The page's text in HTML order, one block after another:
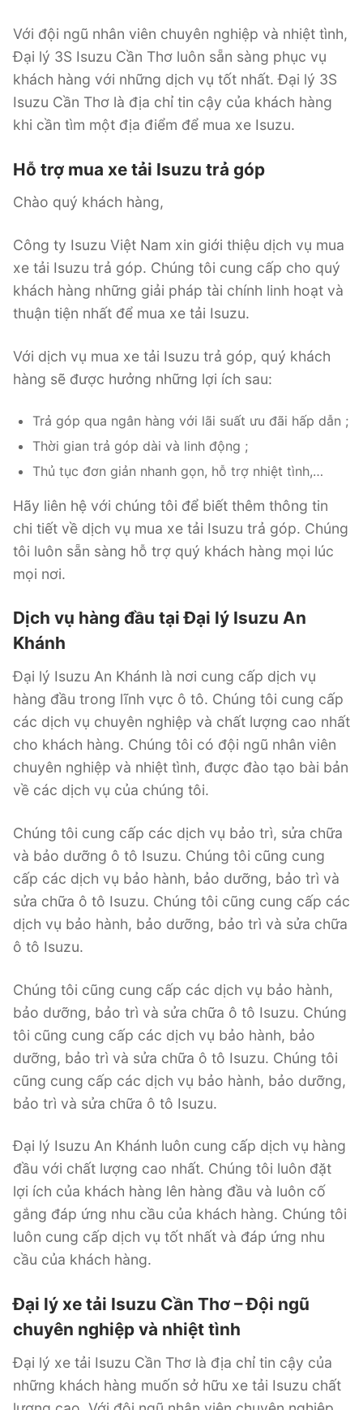
Với đội ngũ nhân viên chuyên nghiệp và nhiệt tình,
Đại lý 3S Isuzu Cần Thơ luôn sẵn sàng phục vụ
khách hàng với những dịch vụ tốt nhất. Đại lý 3S
Isuzu Cần Thơ là địa chỉ tin cậy của khách hàng
khi cần tìm một địa điểm để mua xe Isuzu.
Hỗ trợ mua xe tải Isuzu trả góp
Chào quý khách hàng,
Công ty Isuzu Việt Nam xin giới thiệu dịch vụ mua
xe tải Isuzu trả góp. Chúng tôi cung cấp cho quý
khách hàng những giải pháp tài chính linh hoạt và
thuận tiện nhất để mua xe tải Isuzu.
Với dịch vụ mua xe tải Isuzu trả góp, quý khách
hàng sẽ được hưởng những lợi ích sau:
Trả góp qua ngân hàng với lãi suất ưu đãi hấp dẫn ;
Thời gian trả góp dài và linh động ;
Thủ tục đơn giản nhanh gọn, hỗ trợ nhiệt tình,…
Hãy liên hệ với chúng tôi để biết thêm thông tin
chi tiết về dịch vụ mua xe tải Isuzu trả góp. Chúng
tôi luôn sẵn sàng hỗ trợ quý khách hàng mọi lúc
mọi nơi.
Dịch vụ hàng đầu tại Đại lý Isuzu An
Khánh
Đại lý Isuzu An Khánh là nơi cung cấp dịch vụ
hàng đầu trong lĩnh vực ô tô. Chúng tôi cung cấp
các dịch vụ chuyên nghiệp và chất lượng cao nhất
cho khách hàng. Chúng tôi có đội ngũ nhân viên
chuyên nghiệp và nhiệt tình, được đào tạo bài bản
về các dịch vụ của chúng tôi.
Chúng tôi cung cấp các dịch vụ bảo trì, sửa chữa
và bảo dưỡng ô tô Isuzu. Chúng tôi cũng cung
cấp các dịch vụ bảo hành, bảo dưỡng, bảo trì và
sửa chữa ô tô Isuzu. Chúng tôi cũng cung cấp các
dịch vụ bảo hành, bảo dưỡng, bảo trì và sửa chữa
ô tô Isuzu.
Chúng tôi cũng cung cấp các dịch vụ bảo hành,
bảo dưỡng, bảo trì và sửa chữa ô tô Isuzu. Chúng
tôi cũng cung cấp các dịch vụ bảo hành, bảo
dưỡng, bảo trì và sửa chữa ô tô Isuzu. Chúng tôi
cũng cung cấp các dịch vụ bảo hành, bảo dưỡng,
bảo trì và sửa chữa ô tô Isuzu.
Đại lý Isuzu An Khánh luôn cung cấp dịch vụ hàng
đầu với chất lượng cao nhất. Chúng tôi luôn đặt
lợi ích của khách hàng lên hàng đầu và luôn cố
gắng đáp ứng nhu cầu của khách hàng. Chúng tôi
luôn cung cấp dịch vụ tốt nhất và đáp ứng nhu
cầu của khách hàng.
Đại lý xe tải Isuzu Cần Thơ – Đội ngũ
chuyên nghiệp và nhiệt tình
Đại lý xe tải Isuzu Cần Thơ là địa chỉ tin cậy của
những khách hàng muốn sở hữu xe tải Isuzu chất